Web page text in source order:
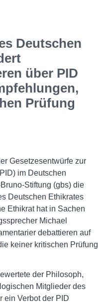
Deutschen
über PID
Prüfung
Gesetzesentwürfe zur
im Deutschen
Stiftung (gbs) die
Deutschen Ethikrates
Ethikrat hat in Sachen
Michael
debattieren auf
keiner kritischen Prüfung
der Philosoph,
Mitglieder des
ein Verbot der PID